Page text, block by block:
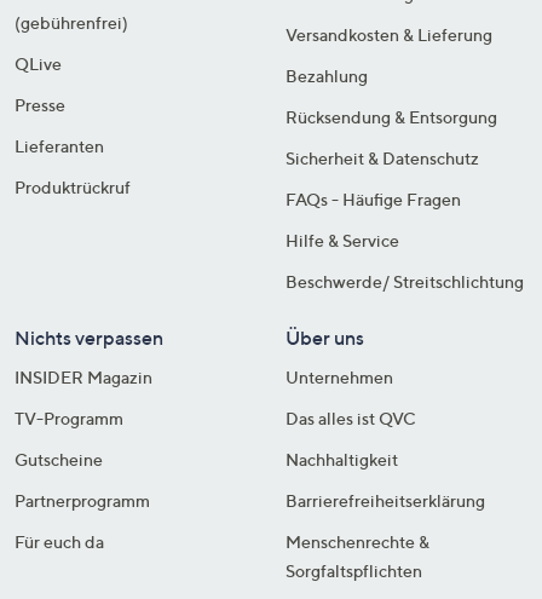
(gebührenfrei)
QLive
Presse
Lieferanten
Produktrückruf
Versandkosten & Lieferung
Bezahlung
Rücksendung & Entsorgung
Sicherheit & Datenschutz
FAQs - Häufige Fragen
Hilfe & Service
Beschwerde/ Streitschlichtung
Nichts verpassen
INSIDER Magazin
TV-Programm
Gutscheine
Partnerprogramm
Für euch da
Über uns
Unternehmen
Das alles ist QVC
Nachhaltigkeit
Barrierefreiheitserklärung
Menschenrechte &
Sorgfaltspflichten